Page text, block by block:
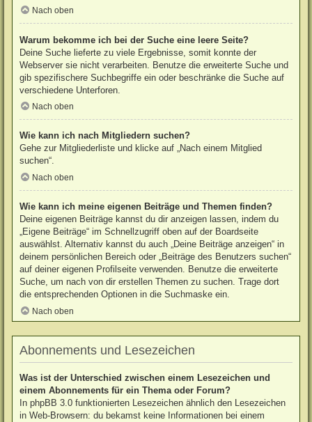
Nach oben
Warum bekomme ich bei der Suche eine leere Seite?
Deine Suche lieferte zu viele Ergebnisse, somit konnte der
Webserver sie nicht verarbeiten. Benutze die erweiterte Suche und
gib spezifischere Suchbegriffe ein oder beschränke die Suche auf
verschiedene Unterforen.
Nach oben
Wie kann ich nach Mitgliedern suchen?
Gehe zur Mitgliederliste und klicke auf „Nach einem Mitglied
suchen“.
Nach oben
Wie kann ich meine eigenen Beiträge und Themen finden?
Deine eigenen Beiträge kannst du dir anzeigen lassen, indem du
„Eigene Beiträge“ im Schnellzugriff oben auf der Boardseite
auswählst. Alternativ kannst du auch „Deine Beiträge anzeigen“ in
deinem persönlichen Bereich oder „Beiträge des Benutzers suchen“
auf deiner eigenen Profilseite verwenden. Benutze die erweiterte
Suche, um nach von dir erstellen Themen zu suchen. Trage dort
die entsprechenden Optionen in die Suchmaske ein.
Nach oben
Abonnements und Lesezeichen
Was ist der Unterschied zwischen einem Lesezeichen und
einem Abonnements für ein Thema oder Forum?
In phpBB 3.0 funktionierten Lesezeichen ähnlich den Lesezeichen
in Web-Browsern: du bekamst keine Informationen bei einem